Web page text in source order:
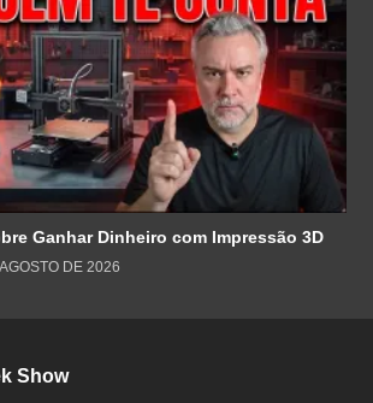
Ganhar Dinheiro com Impressão 3D
DE 2026
Show